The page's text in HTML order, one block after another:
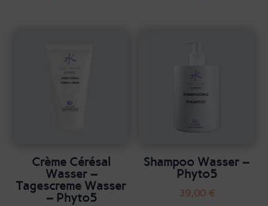
Crème Cérésal
Wasser –
Tagescreme Wasser
– Phyto5
Shampoo Wasser –
Phyto5
39,00 €